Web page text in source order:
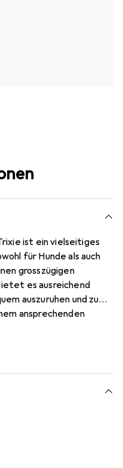
ist ein vielseitiges
für Hunde als auch
grosszügigen
es ausreichend
auszuruhen und zu
ansprechenden
macht.
auch pflegeleicht, da
Die rechteckige
10 cm sorgen für eine
Das